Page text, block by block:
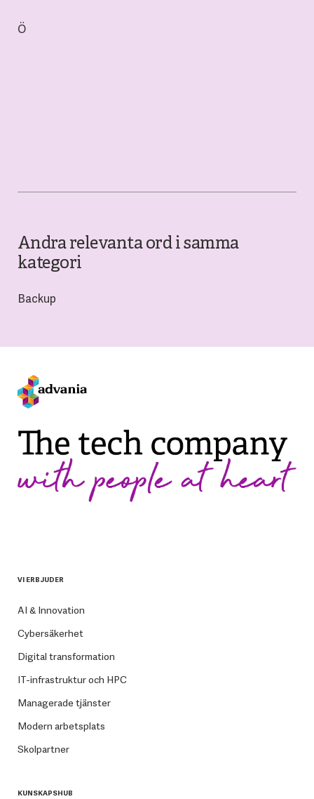
Ö
Andra relevanta ord i samma
kategori
Backup
VI ERBJUDER
AI & Innovation
Cybersäkerhet
Digital transformation
IT-infrastruktur och HPC
Managerade tjänster
Modern arbetsplats
Skolpartner
KUNSKAPSHUB